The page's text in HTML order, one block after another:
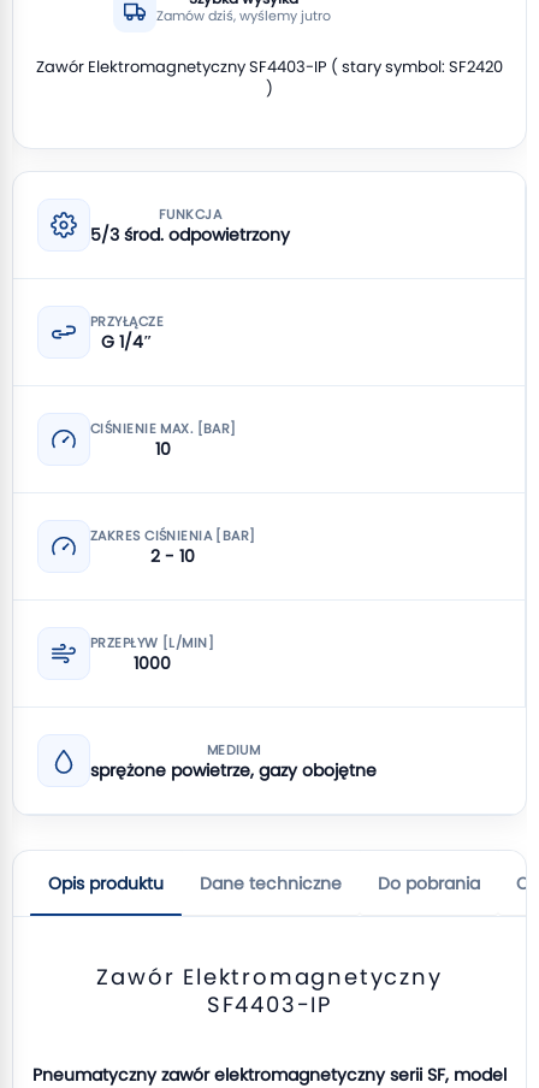
Zamów dziś, wyślemy jutro
Zawór Elektromagnetyczny SF4403-IP ( stary symbol: SF2420
)
FUNKCJA
5/3 środ. odpowietrzony
PRZYŁĄCZE
G 1/4″
CIŚNIENIE MAX. [BAR]
10
ZAKRES CIŚNIENIA [BAR]
2 - 10
PRZEPŁYW [L/MIN]
1000
MEDIUM
sprężone powietrze, gazy obojętne
Opis produktu Dane techniczne Do pobrania
Zawór Elektromagnetyczny
SF4403-IP
Pneumatyczny zawór elektromagnetyczny serii SF, model